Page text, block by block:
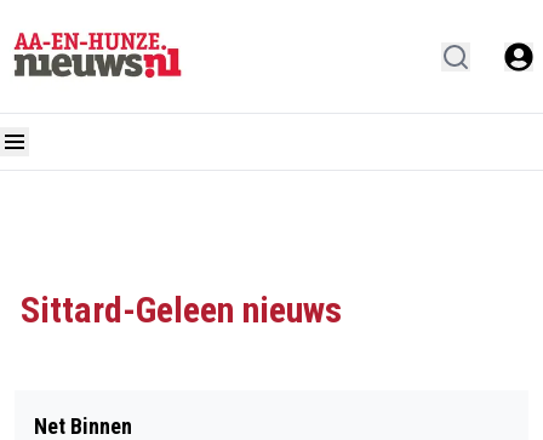
Sittard-Geleen nieuws
Net Binnen